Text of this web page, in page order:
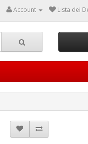
Account Lista dei